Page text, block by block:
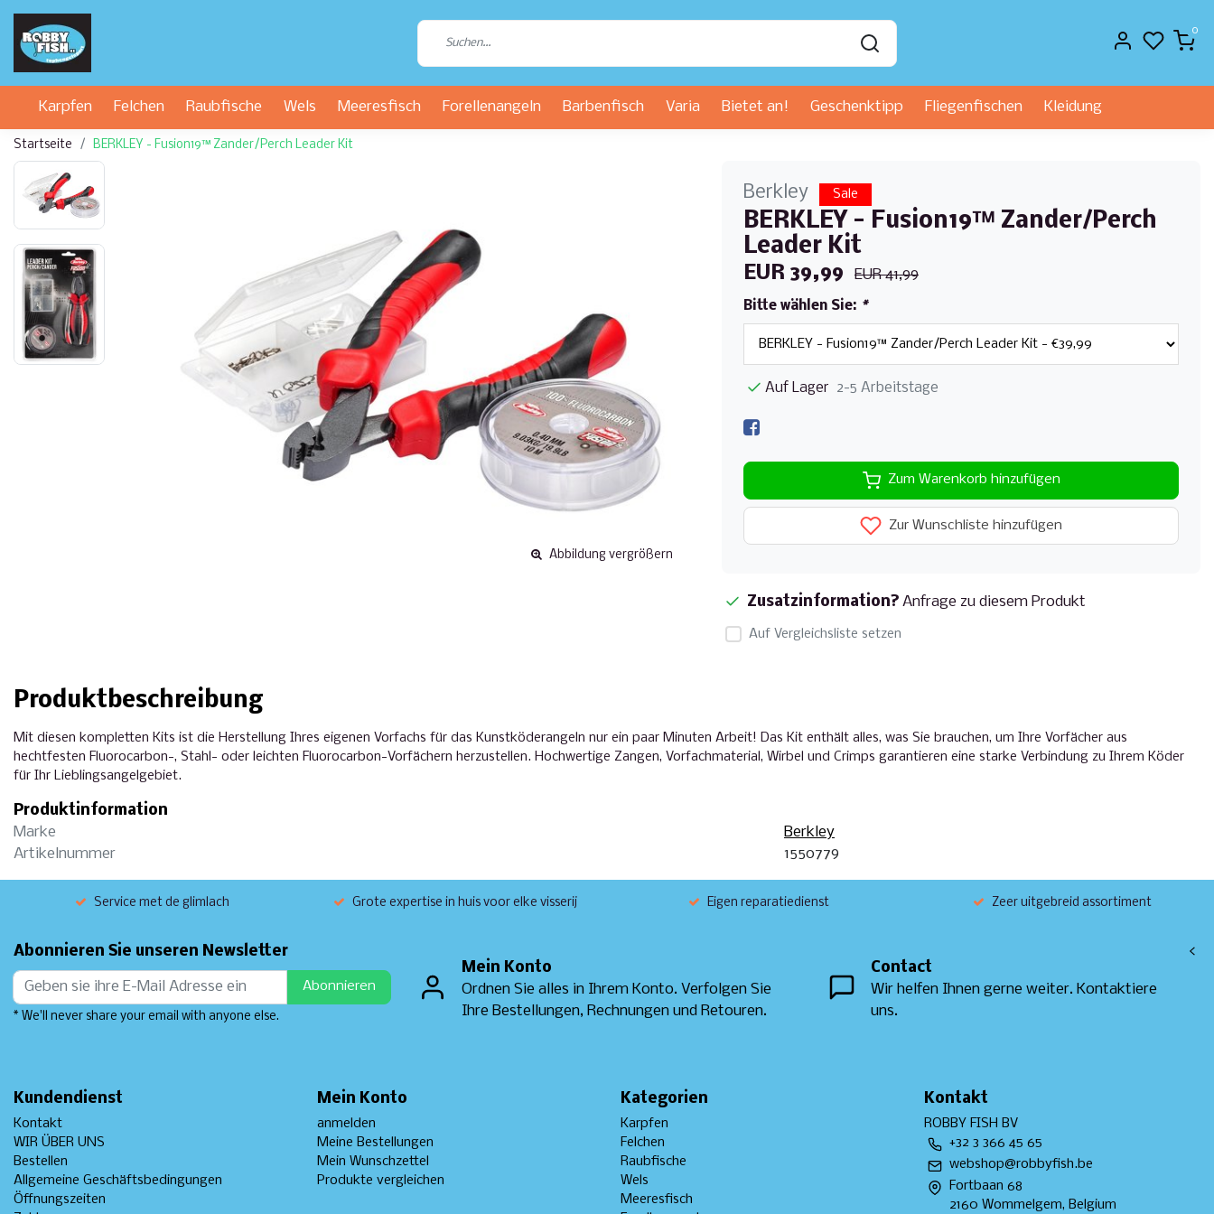
0
Karpfen Felchen Raubfische Wels Meeresfisch Forellenangeln Barbenfisch Varia Bietet an! Geschenktipp Fliegenfischen Kleidung
Startseite BERKLEY - Fusion19™ Zander/Perch Leader Kit
Abbildung vergrößern
Berkley Sale
BERKLEY - Fusion19™ Zander/Perch
Leader Kit
EUR 39,99 EUR 41,99
Bitte wählen Sie: *
Auf Lager 2-5 Arbeitstage
Zum Warenkorb hinzufügen
Zur Wunschliste hinzufügen
Zusatzinformation? Anfrage zu diesem Produkt
Auf Vergleichsliste setzen
Produktbeschreibung
Mit diesen kompletten Kits ist die Herstellung Ihres eigenen Vorfachs für das Kunstköderangeln nur ein paar Minuten Arbeit! Das Kit enthält alles, was Sie brauchen, um Ihre Vorfächer aus
hechtfesten Fluorocarbon-, Stahl- oder leichten Fluorocarbon-Vorfächern herzustellen. Hochwertige Zangen, Vorfachmaterial, Wirbel und Crimps garantieren eine starke Verbindung zu Ihrem Köder
für Ihr Lieblingsangelgebiet.
Produktinformation
Marke
Berkley
Artikelnummer
1550779
Service met de glimlach Grote expertise in huis voor elke visserij Eigen reparatiedienst Zeer uitgebreid assortiment
Abonnieren Sie unseren Newsletter
Abonnieren
* We'll never share your email with anyone else.
Mein Konto
Ordnen Sie alles in Ihrem Konto. Verfolgen Sie
Ihre Bestellungen, Rechnungen und Retouren.
Contact
Wir helfen Ihnen gerne weiter. Kontaktiere
uns.
<
Kundendienst
Kontakt
WIR ÜBER UNS
Bestellen
Allgemeine Geschäftsbedingungen
Öffnungszeiten
Mein Konto
anmelden
Meine Bestellungen
Mein Wunschzettel
Produkte vergleichen
Kategorien
Karpfen
Felchen
Raubfische
Wels
Meeresfisch
Kontakt
ROBBY FISH BV
+32 3 366 45 65
webshop@robbyfish.be
Fortbaan 68
2160 Wommelgem, Belgium